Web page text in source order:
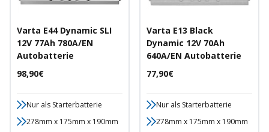
Varta E44 Dynamic SLI
12V 77Ah 780A/EN
Autobatterie
Angebotspreis
98,90€
Nur als Starterbatterie
278mm x 175mm x 190mm
Varta E13 Black
Dynamic 12V 70Ah
640A/EN Autobatterie
Angebotspreis
77,90€
Nur als Starterbatterie
278mm x 175mm x 190mm